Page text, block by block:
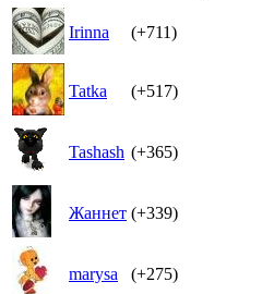
Irinna (+711)
Tatka (+517)
Tashash (+365)
Жаннет (+339)
marysa (+275)